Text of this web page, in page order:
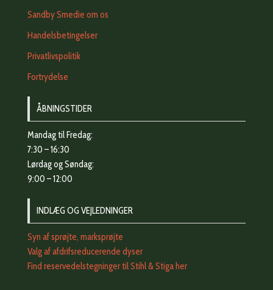
Sandby Smedie om os
Handelsbetingelser
Privatlivspolitik
Fortrydelse
ÅBNINGSTIDER
Mandag til Fredag:
7:30 – 16:30
Lørdag og Søndag:
9:00 – 12:00
INDLÆG OG VEJLEDNINGER
Syn af sprøjte, marksprøjte
Valg af afdrifsreducerende dyser
Find reservedelstegninger til Stihl & Stiga her